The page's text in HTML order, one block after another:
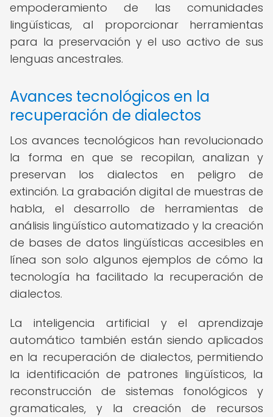
empoderamiento de las comunidades
lingüísticas, al proporcionar herramientas
para la preservación y el uso activo de sus
lenguas ancestrales.
Avances tecnológicos en la
recuperación de dialectos
Los avances tecnológicos han revolucionado
la forma en que se recopilan, analizan y
preservan los dialectos en peligro de
extinción. La grabación digital de muestras de
habla, el desarrollo de herramientas de
análisis lingüístico automatizado y la creación
de bases de datos lingüísticas accesibles en
línea son solo algunos ejemplos de cómo la
tecnología ha facilitado la recuperación de
dialectos.
La inteligencia artificial y el aprendizaje
automático también están siendo aplicados
en la recuperación de dialectos, permitiendo
la identificación de patrones lingüísticos, la
reconstrucción de sistemas fonológicos y
gramaticales, y la creación de recursos